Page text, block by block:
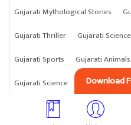
Gujarati Mythological Stories
Gujarati Thriller
Gujarati
Gujarati Sports
Gujarati Animals
Gujarati Science
Gujarati
Download